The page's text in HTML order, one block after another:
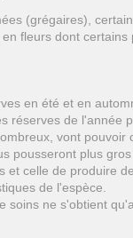
(grégaires),
fleurs dont certains
en été et en
réserves de l'année
vont
pousseront plus
et celle de produire
de l'espèce.
soins ne s'obtient